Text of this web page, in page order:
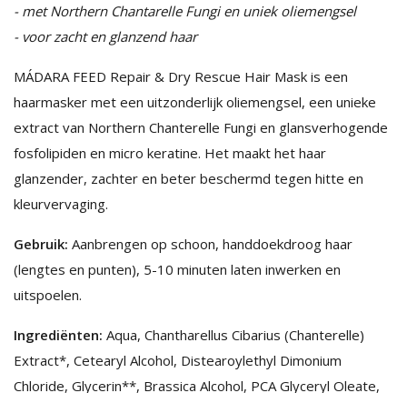
- met Northern Chantarelle Fungi en uniek oliemengsel
- voor zacht en glanzend haar
MÁDARA FEED Repair & Dry Rescue Hair Mask is een
haarmasker met een uitzonderlijk oliemengsel, een unieke
extract van Northern Chanterelle Fungi en glansverhogende
fosfolipiden en micro keratine. Het maakt het haar
glanzender, zachter en beter beschermd tegen hitte en
kleurvervaging.
Gebruik: Aanbrengen op schoon, handdoekdroog haar
(lengtes en punten), 5-10 minuten laten inwerken en
uitspoelen.
Ingrediënten: Aqua, Chantharellus Cibarius (Chanterelle)
Extract*, Cetearyl Alcohol, Distearoylethyl Dimonium
Chloride, Glycerin**, Brassica Alcohol, PCA Glyceryl Oleate,